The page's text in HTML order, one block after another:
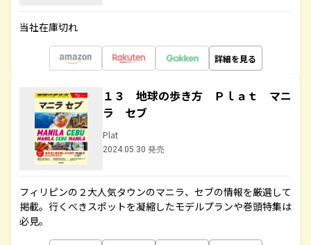
当社在庫切れ
詳細を見る
１３ 地球の歩き方 Ｐｌａｔ マニ
ラ セブ
Plat
2024.05.30 発売
フィリピンの２大人気タウンのマニラ、セブの情報を厳選して
掲載。行くべきスポットを凝縮したモデルプランや巻頭特集は
必見。